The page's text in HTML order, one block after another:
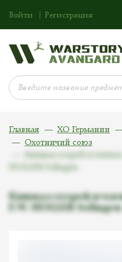
Войти Регистрация
Главная ХО Германии
Охотничий союз
Кинжал егерей и
F.W. HOLLER Solingen